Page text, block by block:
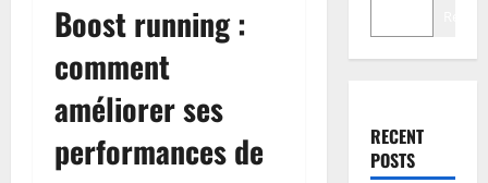
Boost running :
comment
améliorer ses
performances de
RECENT
POSTS